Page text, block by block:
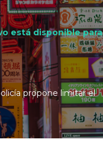
está disponible para
propone limitar el